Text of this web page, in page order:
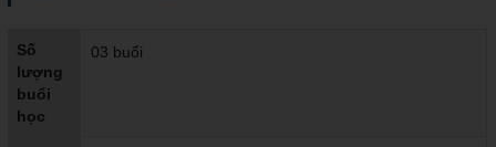
Số
lượng
buổi
học
03 buổi